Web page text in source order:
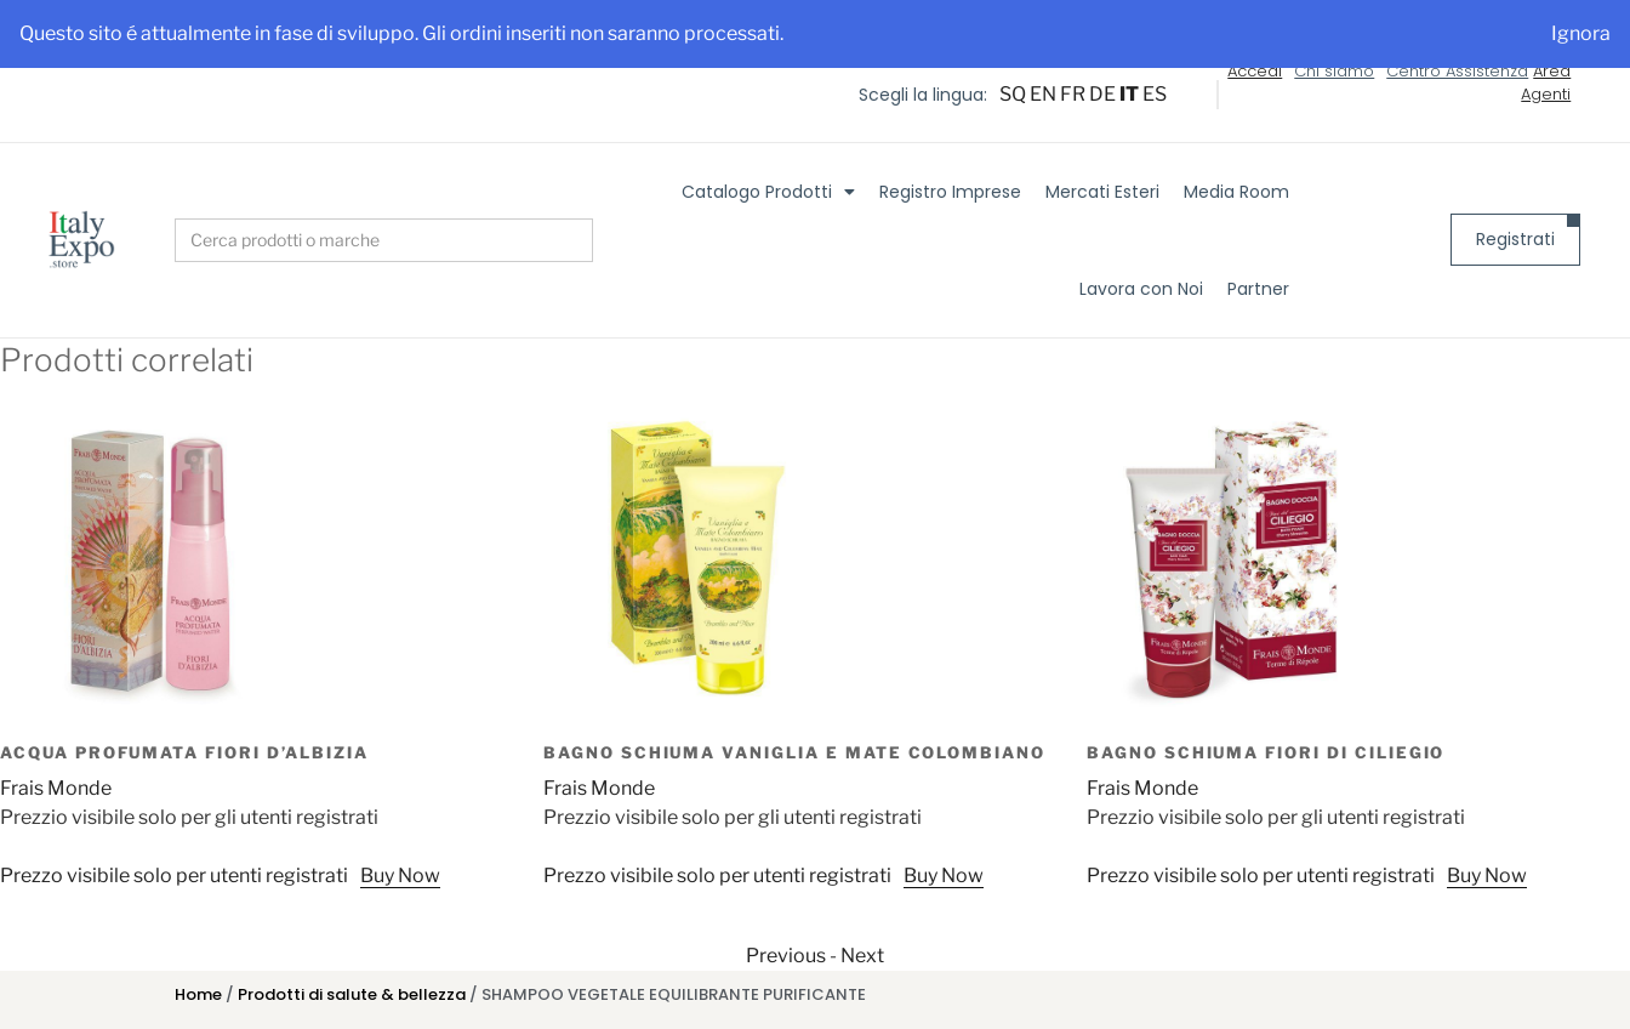
Questo sito é attualmente in fase di sviluppo. Gli ordini inseriti non saranno processati. Ignora
Ottieni maggiore visibilità per la tua azienda e i tuoi prodotti
Scegli la lingua: SQ EN FR DE IT ES
Accedi Chi siamo Centro Assistenza Area
Agenti
Search
for:
Catalogo Prodotti Registro Imprese Mercati Esteri Media Room
Lavora con Noi Partner
Registrati
Prodotti correlati
ACQUA PROFUMATA FIORI D’ALBIZIA
Frais Monde
Prezzio visibile solo per gli utenti registrati
Prezzo visibile solo per utenti registrati Buy Now
BAGNO SCHIUMA VANIGLIA E MATE COLOMBIANO
Frais Monde
Prezzio visibile solo per gli utenti registrati
Prezzo visibile solo per utenti registrati Buy Now
BAGNO SCHIUMA FIORI DI CILIEGIO
Frais Monde
Prezzio visibile solo per gli utenti registrati
Prezzo visibile solo per utenti registrati Buy Now
Previous - Next
Home / Prodotti di salute & bellezza / SHAMPOO VEGETALE EQUILIBRANTE PURIFICANTE